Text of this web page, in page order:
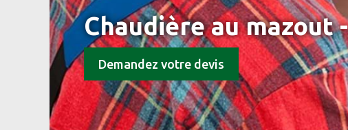
Chaudière au mazout
Demandez votre devis